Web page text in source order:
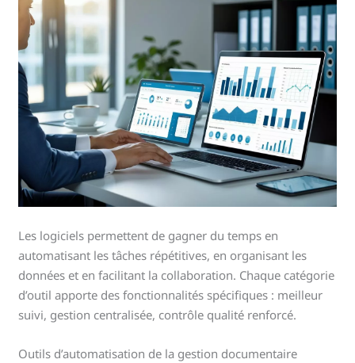
Les logiciels permettent de gagner du temps en
automatisant les tâches répétitives, en organisant les
données et en facilitant la collaboration. Chaque catégorie
d’outil apporte des fonctionnalités spécifiques : meilleur
suivi, gestion centralisée, contrôle qualité renforcé.
Outils d’automatisation de la gestion documentaire